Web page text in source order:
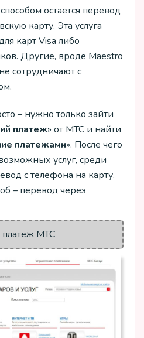
остается перевод
карту. Эта услуга
карт Visa либо
Другие, вроде Maestro
сотрудничают с
– нужно только зайти
платеж» от МТС и найти
платежами». После чего
услуг, среди
с телефона на карту.
– перевод через
МТС